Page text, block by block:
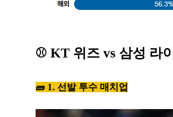
⚾️ KT 위즈 vs 삼성 라
🧱 1. 선발 투수 매치업